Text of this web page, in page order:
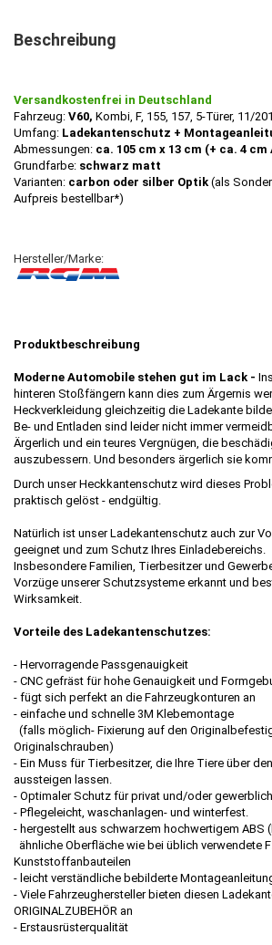
Beschreibung
Versandkostenfrei in Deutschland
Fahrzeug: V60, Kombi, F, 155, 157, 5-Türer, 11/
Umfang: Ladekantenschutz +
Abmessungen: ca. 105 cm x 13 cm (+ ca. 4
Grundfarbe: schwarz matt
Varianten: carbon oder silber Optik (als
Aufpreis bestellbar*)
Hersteller/Marke:
Produktbeschreibung
Moderne Automobile stehen gut im Lack -
hinteren Stoßfängern kann dies zum Ärgernis
Heckverkleidung gleichzeitig die Ladekante
Be- und Entladen sind leider nicht immer
Ärgerlich und ein teures Vergnügen, die
auszubessern. Und besonders ärgerlich sie
Durch unser Heckkantenschutz wird dieses
praktisch gelöst - endgültig.
Natürlich ist unser Ladekantenschutz auch zur
geeignet und zum Schutz Ihres Einladebereichs.
Insbesondere Familien, Tierbesitzer und
Vorzüge unserer Schutzsysteme erkannt und
Wirksamkeit.
Vorteile des Ladekantenschutzes:
- Hervorragende Passgenauigkeit
- CNC gefräst für hohe Genauigkeit und
- fügt sich perfekt an die Fahrzeugkonturen an
- einfache und schnelle 3M Klebemontage
(falls möglich- Fixierung auf den
Originalschrauben)
- Ein Muss für Tierbesitzer, die Ihre Tiere über
aussteigen lassen.
- Optimaler Schutz für privat und/oder
- Pflegeleicht, waschanlagen- und winterfest.
- hergestellt aus schwarzem hochwertigem ABS
ähnliche Oberfläche wie bei üblich verwendete
Kunststoffanbauteilen
- leicht verständliche bebilderte
- Viele Fahrzeughersteller bieten diesen
ORIGINALZUBEHÖR an
- Erstausrüsterqualität